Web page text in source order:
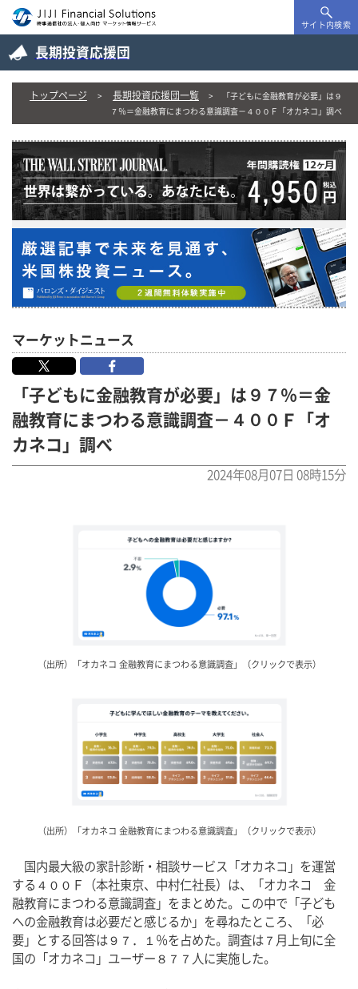
サイト内検索
長期投資応援団
トップページ 長期投資応援団一覧
「子どもに金融教育が必要」は９
７％＝金融教育にまつわる意識調査－４００Ｆ「オカネコ」調べ
マーケットニュース
「子どもに金融教育が必要」は９７％＝金
融教育にまつわる意識調査－４００Ｆ「オ
カネコ」調べ
2024年08月07日 08時15分
（出所）「オカネコ 金融教育にまつわる意識調査」（クリックで表示）
（出所）「オカネコ 金融教育にまつわる意識調査」（クリックで表示）
国内最大級の家計診断・相談サービス「オカネコ」を運営
する４００Ｆ（本社東京、中村仁社長）は、「オカネコ　金
融教育にまつわる意識調査」をまとめた。この中で「子ども
への金融教育は必要だと感じるか」を尋ねたところ、「必
要」とする回答は９７．１％を占めた。調査は７月上旬に全
国の「オカネコ」ユーザー８７７人に実施した。